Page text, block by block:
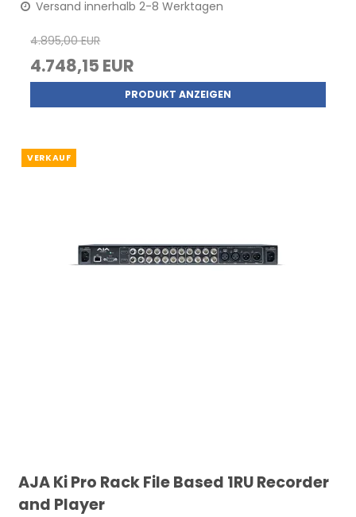
Versand innerhalb 2-8 Werktagen
4.895,00 EUR
4.748,15 EUR
PRODUKT ANZEIGEN
VERKAUF
AJA Ki Pro Rack File Based 1RU Recorder
and Player